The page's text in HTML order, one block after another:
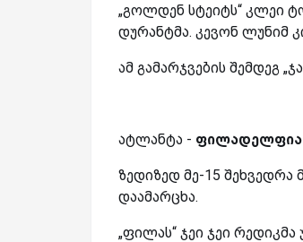
„გოლდენ სტეიტს“ კლეი
დურანტმა. კევონ ლუნიმ
ამ გამარჯვების შემდეგ
ატლანტა - ფილადელფია
ზედიზედ მე-15
დაამარცხა.
„ფილას“ ჯეი ჯეი